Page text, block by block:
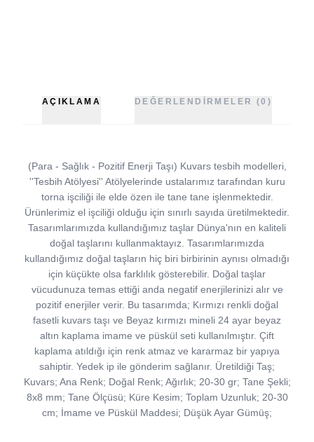
AÇIKLAMA DEĞERLENDIRMELER (0)
(Para - Sağlık - Pozitif Enerji Taşı) Kuvars tesbih modelleri,
''Tesbih Atölyesi'' Atölyelerinde ustalarımız tarafından kuru
torna işciliği ile elde özen ile tane tane işlenmektedir.
Ürünlerimiz el işciliği olduğu için sınırlı sayıda üretilmektedir.
Tasarımlarımızda kullandığımız taşlar Dünya'nın en kaliteli
doğal taşlarını kullanmaktayız. Tasarımlarımızda
kullandığımız doğal taşların hiç biri birbirinin aynısı olmadığı
için küçükte olsa farklılık gösterebilir. Doğal taşlar
vücudunuza temas ettiği anda negatif enerjilerinizi alır ve
pozitif enerjiler verir. Bu tasarımda; Kırmızı renkli doğal
fasetli kuvars taşı ve Beyaz kırmızı mineli 24 ayar beyaz
altın kaplama imame ve püskül seti kullanılmıştır. Çift
kaplama atıldığı için renk atmaz ve kararmaz bir yapıya
sahiptir. Yedek ip ile gönderim sağlanır. Üretildiği Taş;
Kuvars; Ana Renk; Doğal Renk; Ağırlık; 20-30 gr; Tane Şekli;
8x8 mm; Tane Ölçüsü; Küre Kesim; Toplam Uzunluk; 20-30
cm; İmame ve Püskül Maddesi; Düşük Ayar Gümüş;